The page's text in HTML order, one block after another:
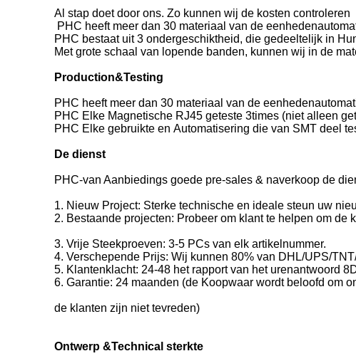
Al stap doet door ons. Zo kunnen wij de kosten controleren
PHC heeft meer dan 30 materiaal van de
PHC bestaat uit 3 ondergeschiktheid, die gedeeltelijk in
Met grote schaal van lopende banden, kunnen wij in de
Production&Testing
PHC heeft meer dan 30 materiaal van de
PHC Elke Magnetische RJ45 geteste 3times (niet alleen
PHC Elke gebruikte en Automatisering die van SMT deel
De dienst
PHC-van Aanbiedings goede pre-sales & naverkoop de
1. Nieuw Project: Sterke technische en ideale steun uw
2. Bestaande projecten: Probeer om klant te helpen om
3. Vrije Steekproeven: 3-5 PCs van elk artikelnummer.
4. Verschepende Prijs: Wij kunnen 80% van DHL/UPS/
5. Klantenklacht: 24-48 het rapport van het urenantwoord
6. Garantie: 24 maanden (de Koopwaar wordt beloofd om
de klanten zijn niet tevreden)
Ontwerp &Technical sterkte